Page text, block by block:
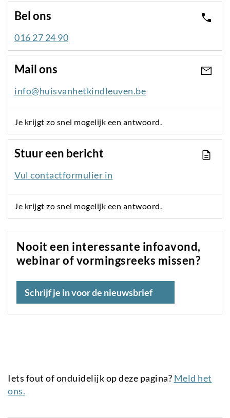
Bel ons
016 27 24 90
Mail ons
info@huisvanhetkindleuven.be
Je krijgt zo snel mogelijk een antwoord.
Stuur een bericht
Vul contactformulier in
Je krijgt zo snel mogelijk een antwoord.
Schrijf je in voor de nieuwsbrief
Nooit een interessante infoavond,
webinar of vormingsreeks missen?
Iets fout of onduidelijk op deze pagina? Meld het
ons.